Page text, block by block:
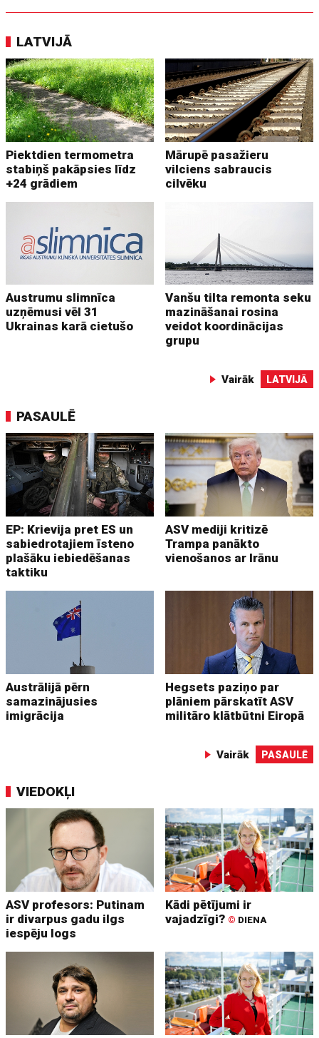
LATVIJĀ
Piektdien termometra
stabiņš pakāpsies līdz
+24 grādiem
Mārupē pasažieru
vilciens sabraucis
cilvēku
Austrumu slimnīca
uzņēmusi vēl 31
Ukrainas karā cietušo
Vanšu tilta remonta seku
mazināšanai rosina
veidot koordinācijas
grupu
Vairāk LATVIJĀ
PASAULĒ
EP: Krievija pret ES un
sabiedrotajiem īsteno
plašāku iebiedēšanas
taktiku
ASV mediji kritizē
Trampa panākto
vienošanos ar Irānu
Austrālijā pērn
samazinājusies
imigrācija
Hegsets paziņo par
plāniem pārskatīt ASV
militāro klātbūtni Eiropā
Vairāk PASAULĒ
VIEDOKĻI
ASV profesors: Putinam
ir divarpus gadu ilgs
iespēju logs
Kādi pētījumi ir
vajadzīgi? © DIENA